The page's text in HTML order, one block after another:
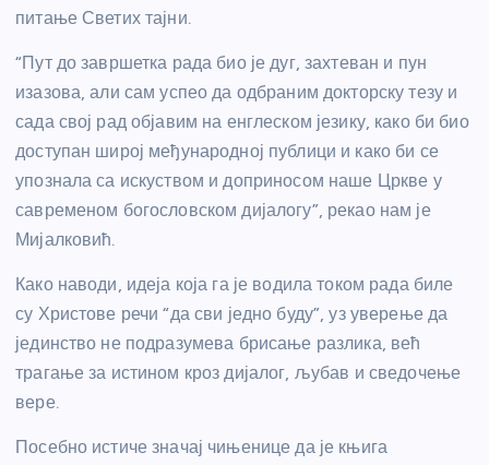
питање Светих тајни.
“Пут до завршетка рада био је дуг, захтеван и пун
изазова, али сам успео да одбраним докторску тезу и
сада свој рад објавим на енглеском језику, како би био
доступан широј међународној публици и како би се
упознала са искуством и доприносом наше Цркве у
савременом богословском дијалогу”, рекао нам је
Мијалковић.
Како наводи, идеја која га је водила током рада биле
су Христове речи “да сви једно буду”, уз уверење да
јединство не подразумева брисање разлика, већ
трагање за истином кроз дијалог, љубав и сведочење
вере.
Посебно истиче значај чињенице да је књига